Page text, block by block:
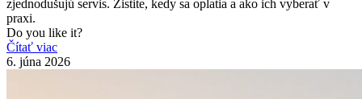
zjednodušujú servis. Zistite, kedy sa oplatia a ako ich vyberať v
praxi.
Do you like it?
Čítať viac
6. júna 2026